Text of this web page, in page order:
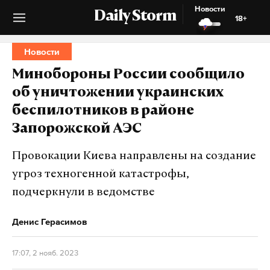
Daily Storm
Новости
18+
Новости
Минобороны России сообщило
об уничтожении украинских
беспилотников в районе
Запорожской АЭС
Провокации Киева направлены на создание
угроз техногенной катастрофы,
подчеркнули в ведомстве
Денис Герасимов
17:07, 2 нояб. 2023